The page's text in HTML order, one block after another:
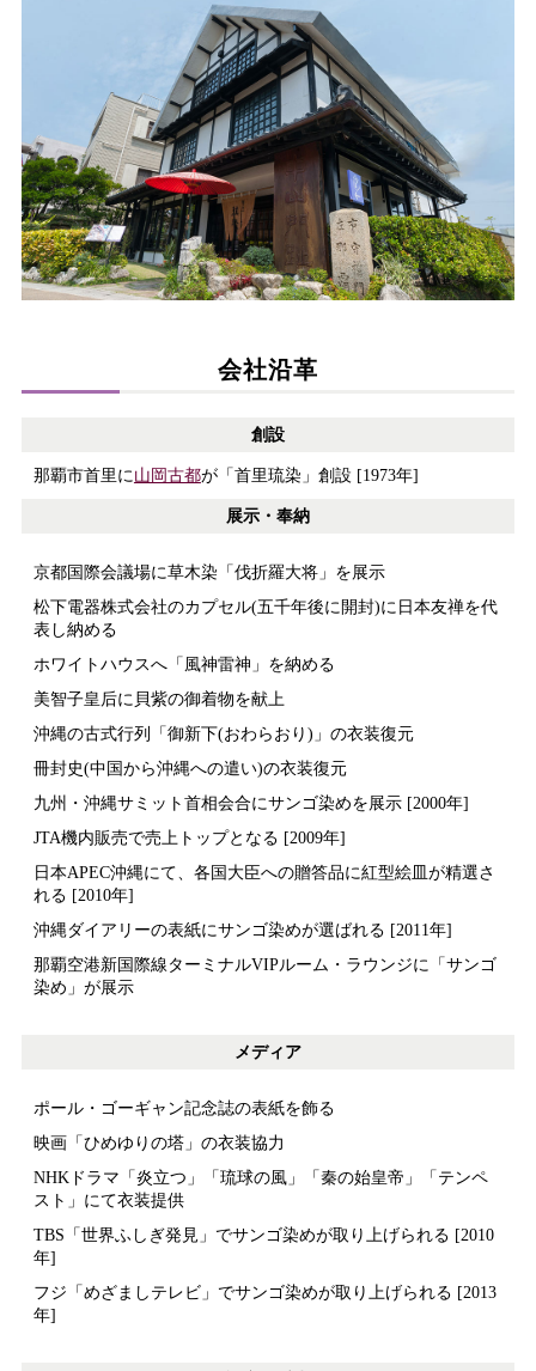
会社沿革
創設
那覇市首里に 山岡古都が「首里琉染」創設 [1973年]
展示・奉納
京都国際会議場に草木染「伐折羅大将」を展示
松下電器株式会社のカプセル(五千年後に開封)に日本友禅を代
表し納める
ホワイトハウスへ「風神雷神」を納める
美智子皇后に貝紫の御着物を献上
沖縄の古式行列「御新下(おわらおり)」の衣装復元
冊封史(中国から沖縄への遣い)の衣装復元
九州・沖縄サミット首相会合にサンゴ染めを展示 [2000年]
JTA機内販売で売上トップとなる [2009年]
日本APEC沖縄にて、各国大臣への贈答品に紅型絵皿が精選さ
れる [2010年]
沖縄ダイアリーの表紙にサンゴ染めが選ばれる [2011年]
那覇空港新国際線ターミナルVIPルーム・ラウンジに「サンゴ
染め」が展示
メディア
ポール・ゴーギャン記念誌の表紙を飾る
映画「ひめゆりの塔」の衣装協力
NHKドラマ「炎立つ」「琉球の風」「秦の始皇帝」「テンペ
スト」にて衣装提供
TBS「世界ふしぎ発見」でサンゴ染めが取り上げられる [2010
年]
フジ「めざましテレビ」でサンゴ染めが取り上げられる [2013
年]